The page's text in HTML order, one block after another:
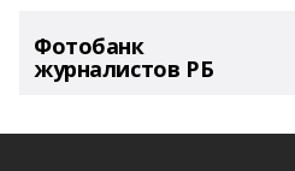
Фотобанк
журналистов РБ